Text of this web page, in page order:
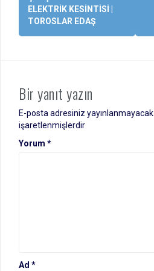
ELEKTRIK KESINTISI |
TOROSLAR EDAŞ
Bir yanıt yazın
E-posta adresiniz yayınlanmayacak.
işaretlenmişlerdir
Yorum *
Ad *